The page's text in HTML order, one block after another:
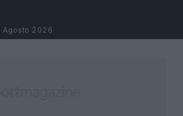
Agosto 2026